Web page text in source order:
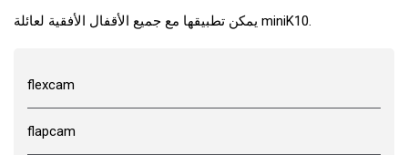
يمكن تطبيقها مع جميع الأقفال الأفقية لعائلة miniK10.
flexcam
flapcam